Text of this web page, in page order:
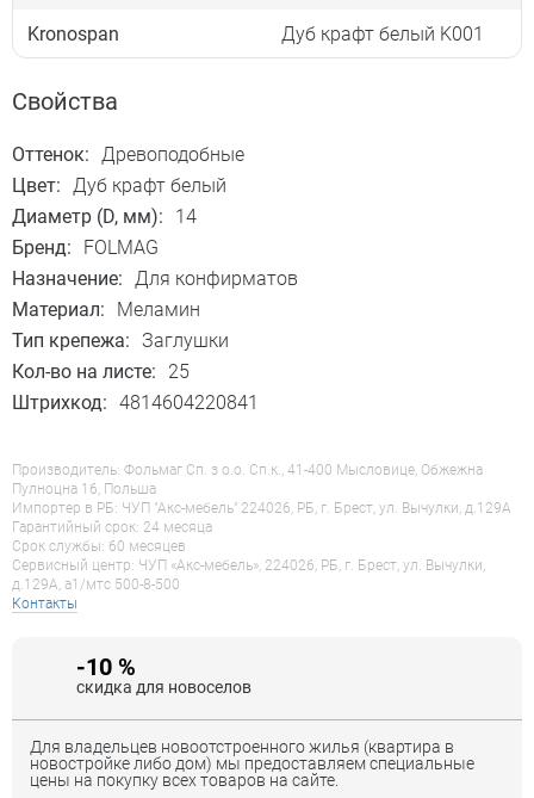
Kronospan Дуб крафт белый K001
Свойства
Оттенок: Древоподобные
Цвет: Дуб крафт белый
Диаметр (D, мм):
14
Бренд:
FOLMAG
Назначение: Для конфирматов
Материал:
Меламин
Тип крепежа: Заглушки
Кол-во на листе:
25
Штрихкод: 4814604220841
Производитель: Фольмаг Сп. з о.о. Сп.к., 41-400 Мысловице, Обжежна
Пулноцна 16, Польша
Импортер в РБ: ЧУП "Акс-мебель" 224026, РБ, г. Брест, ул. Вычулки, д.129А
Гарантийный срок: 24 месяца
Срок службы: 60 месяцев
Сервисный центр: ЧУП «Акс-мебель», 224026, РБ, г. Брест, ул. Вычулки,
д.129А, a1/мтс 500-8-500
Контакты
-10 %
скидка для новоселов
Для владельцев новоотстроенного жилья (квартира в
новостройке либо дом) мы предоставляем специальные
цены на покупку всех товаров на сайте.